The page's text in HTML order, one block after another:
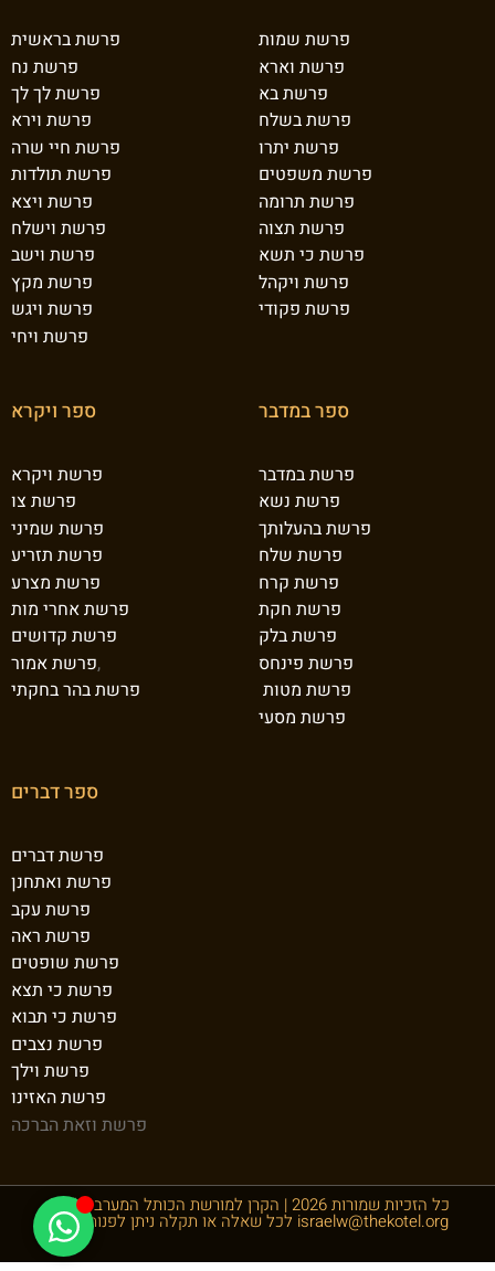
פרשת בראשית
פרשת נח
פרשת לך לך
פרשת וירא
פרשת חיי שרה
פרשת תולדות
פרשת ויצא
פרשת וישלח
פרשת וישב
פרשת מקץ
פרשת ויגש
פרשת ויחי
פרשת שמות
פרשת וארא
פרשת בא
פרשת בשלח
פרשת יתרו
פרשת משפטים
פרשת תרומה
פרשת תצוה
פרשת כי תשא
פרשת ויקהל
פרשת פקודי
ספר ויקרא
פרשת ויקרא
פרשת צו
פרשת שמיני
פרשת תזריע
פרשת מצרע
פרשת אחרי מות
פרשת קדושים
פרשת אמור,
פרשת בהר בחקתי
ספר במדבר
פרשת במדבר
פרשת נשא
פרשת בהעלותך
פרשת שלח
פרשת קרח
פרשת חקת
פרשת בלק
פרשת פינחס
פרשת מטות
פרשת מסעי
ספר דברים
פרשת דברים
פרשת ואתחנן
פרשת עקב
פרשת ראה
פרשת שופטים
פרשת כי תצא
פרשת כי תבוא
פרשת נצבים
פרשת וילך
פרשת האזינו
פרשת וזאת הברכה
© כל הזכיות שמורות 2026 | הקרן למורשת הכותל המערבי ע"ר
israelw@thekotel.org